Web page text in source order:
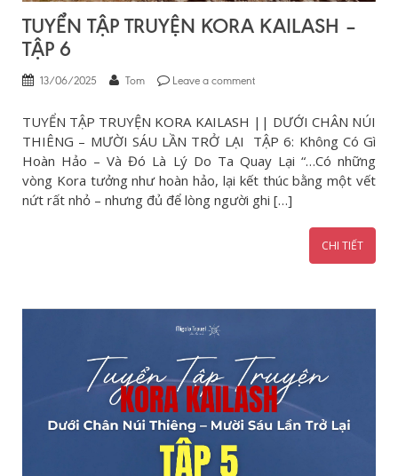
TUYỂN TẬP TRUYỆN KORA KAILASH –
TẬP 6
13/06/2025 Tom Leave a comment
TUYỂN TẬP TRUYỆN KORA KAILASH || DƯỚI CHÂN NÚI
THIÊNG – MƯỜI SÁU LẦN TRỞ LẠI TẬP 6: Không Có Gì
Hoàn Hảo – Và Đó Là Lý Do Ta Quay Lại “…Có những
vòng Kora tưởng như hoàn hảo, lại kết thúc bằng một vết
nứt rất nhỏ – nhưng đủ để lòng người ghi […]
CHI TIẾT